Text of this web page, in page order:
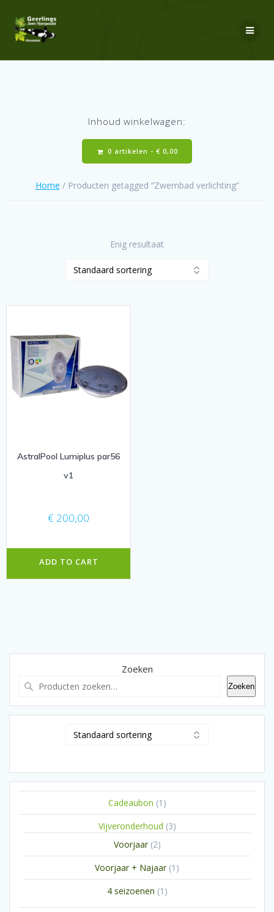
Inhoud winkelwagen:
0 artikelen - € 0,00
Home / Producten getagged “Zwembad verlichting”
Enig resultaat
AstralPool Lumiplus par56
v1
€ 200,00
ADD TO CART
Zoeken
Zoeken
Cadeaubon 1 1
product
Vijveronderhoud 33
Voorjaar 22
producten
Voorjaar + Najaar 1 1
product
4 seizoenen 1 1